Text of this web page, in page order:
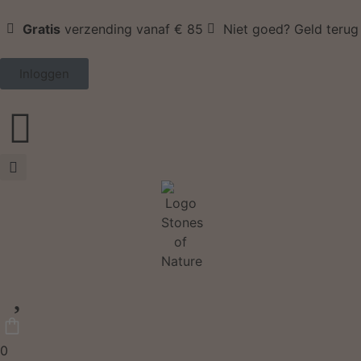
Gratis verzending vanaf € 85 Niet goed? Geld terug
Inloggen
0